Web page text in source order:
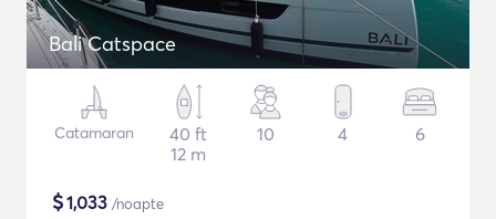
Bali Catspace
Catamaran
40 ft
12 m
10 4 6
$1,033 /noapte